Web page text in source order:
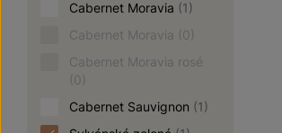
Cabernet Moravia (1)
Cabernet Moravia (0)
Cabernet Moravia rosé
(0)
Cabernet Sauvignon (1)